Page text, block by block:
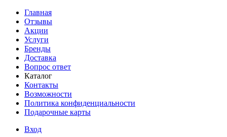
Главная
Отзывы
Акции
Услуги
Бренды
Доставка
Вопрос ответ
Каталог
Контакты
Возможности
Политика конфиденциальности
Подарочные карты
Вход